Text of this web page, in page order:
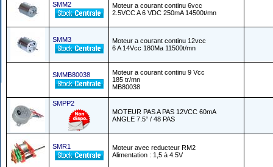
SMM2
Moteur a courant continu 6vcc
2.5VCC A 6 VDC 250mA 14500t/mn
SMM3
Moteur a courant continu 12vcc
6 A 14Vcc 180Ma 11500t/mn
SMMB80038
Moteur a courant continu 9 Vcc
185 tr/mn
MB80038
SMPP2
MOTEUR PAS A PAS 12VCC 60mA
ANGLE 7.5° / 48 PAS
SMR1
Moteur avec reducteur RM2
Alimentation : 1,5 à 4.5V